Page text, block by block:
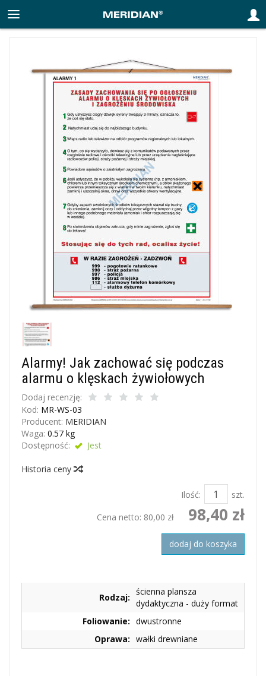
Alarmy! Jak zachować się podczas
alarmu o klęskach żywiołowych
Dodaj recenzję:
Kod: MR-WS-03
Producent: MERIDIAN
Waga: 0.57 kg
Dostępność:
Jest
Historia ceny
Ilość:
szt.
Cena netto: 80,00 zł 98,40 zł
dodaj do koszyka
Rodzaj:
ścienna plansza
dydaktyczna - duży format
Foliowanie: dwustronne
Oprawa: wałki drewniane